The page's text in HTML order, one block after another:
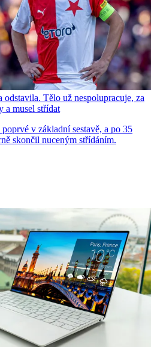
Tělo už nespolupracuje, za
a musel střídat
v základní sestavě, a po 35
skončil nuceným střídáním.